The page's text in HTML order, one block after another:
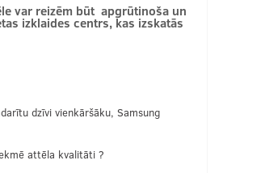
var reizēm būt apgrūtinoša un
izklaides centrs, kas izskatās
dzīvi vienkāršāku, Samsung
attēla kvalitāti ?